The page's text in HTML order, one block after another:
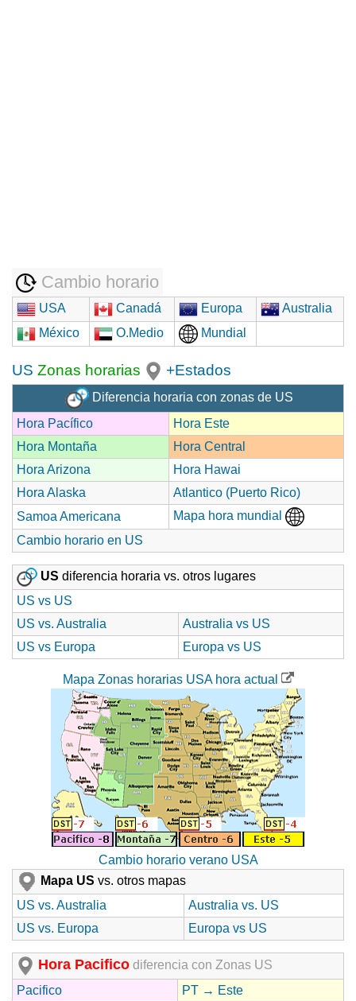
Cambio horario
USA Canadá Europa
Australia
México
O.Medio Mundial
US Zonas horarias +Estados
Diferencia horaria con zonas de US
Hora Pacífico
Hora Este
Hora Montaña
Hora Central
Hora Arizona
Hora Hawai
Hora Alaska
Atlantico (Puerto Rico)
Samoa Americana
Mapa hora mundial
Cambio horario en US
US diferencia horaria vs. otros lugares
US vs US
US vs. Australia
Australia vs US
US vs Europa
Europa vs US
Mapa Zonas horarias USA hora actual
Cambio horario verano USA
Mapa US vs. otros mapas
US vs. Australia
Australia vs. US
US vs. Europa
Europa vs US
Hora Pacifico diferencia con Zonas US
Pacifico
PT → Este